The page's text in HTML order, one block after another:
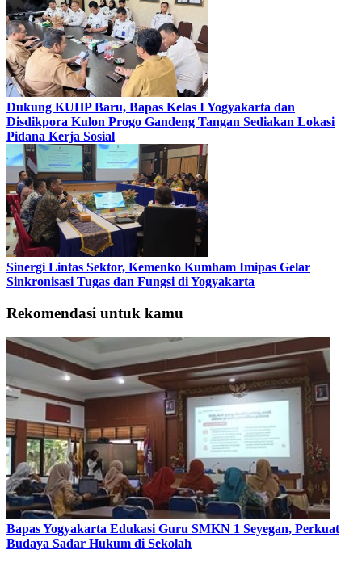
Dukung KUHP Baru, Bapas Kelas I Yogyakarta dan
Disdikpora Kulon Progo Gandeng Tangan Sediakan Lokasi
Pidana Kerja Sosial
Sinergi Lintas Sektor, Kemenko Kumham Imipas Gelar
Sinkronisasi Tugas dan Fungsi di Yogyakarta
Rekomendasi untuk kamu
Bapas Yogyakarta Edukasi Guru SMKN 1 Seyegan, Perkuat
Budaya Sadar Hukum di Sekolah